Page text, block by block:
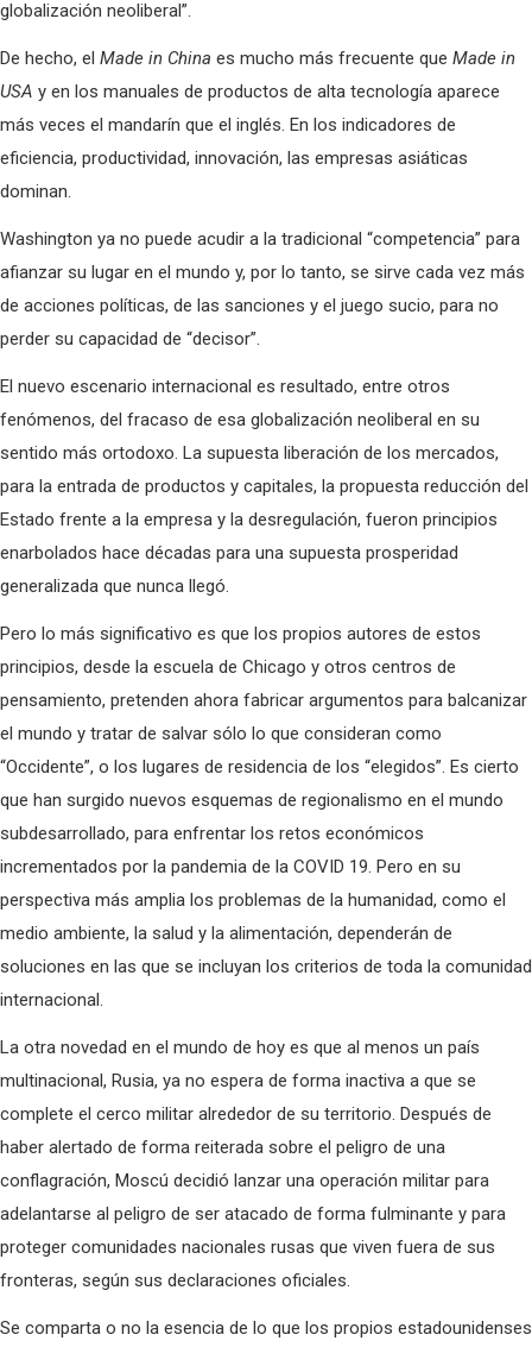
globalización neoliberal”.
De hecho, el Made in China es mucho más frecuente que Made in
USA y en los manuales de productos de alta tecnología aparece
más veces el mandarín que el inglés. En los indicadores de
eficiencia, productividad, innovación, las empresas asiáticas
dominan.
Washington ya no puede acudir a la tradicional “competencia” para
afianzar su lugar en el mundo y, por lo tanto, se sirve cada vez más
de acciones políticas, de las sanciones y el juego sucio, para no
perder su capacidad de “decisor”.
El nuevo escenario internacional es resultado, entre otros
fenómenos, del fracaso de esa globalización neoliberal en su
sentido más ortodoxo. La supuesta liberación de los mercados,
para la entrada de productos y capitales, la propuesta reducción del
Estado frente a la empresa y la desregulación, fueron principios
enarbolados hace décadas para una supuesta prosperidad
generalizada que nunca llegó.
Pero lo más significativo es que los propios autores de estos
principios, desde la escuela de Chicago y otros centros de
pensamiento, pretenden ahora fabricar argumentos para balcanizar
el mundo y tratar de salvar sólo lo que consideran como
“Occidente”, o los lugares de residencia de los “elegidos”. Es cierto
que han surgido nuevos esquemas de regionalismo en el mundo
subdesarrollado, para enfrentar los retos económicos
incrementados por la pandemia de la COVID 19. Pero en su
perspectiva más amplia los problemas de la humanidad, como el
medio ambiente, la salud y la alimentación, dependerán de
soluciones en las que se incluyan los criterios de toda la comunidad
internacional.
La otra novedad en el mundo de hoy es que al menos un país
multinacional, Rusia, ya no espera de forma inactiva a que se
complete el cerco militar alrededor de su territorio. Después de
haber alertado de forma reiterada sobre el peligro de una
conflagración, Moscú decidió lanzar una operación militar para
adelantarse al peligro de ser atacado de forma fulminante y para
proteger comunidades nacionales rusas que viven fuera de sus
fronteras, según sus declaraciones oficiales.
Se comparta o no la esencia de lo que los propios estadounidenses